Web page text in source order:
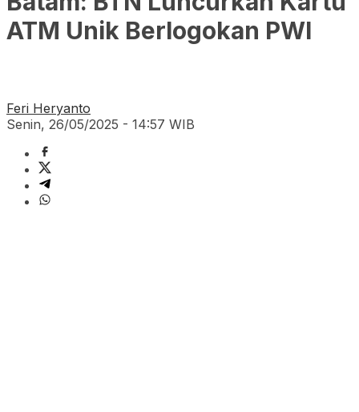
ATM Unik Berlogokan PWI
Feri Heryanto
Senin, 26/05/2025 - 14:57 WIB